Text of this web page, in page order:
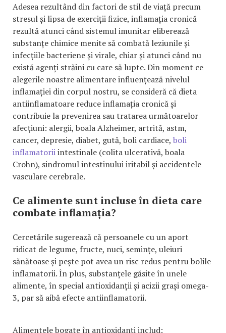
Adesea rezultând din factori de stil de viață precum
stresul și lipsa de exerciții fizice, inflamația cronică
rezultă atunci când sistemul imunitar eliberează
substanțe chimice menite să combată leziunile și
infecțiile bacteriene și virale, chiar și atunci când nu
există agenți străini cu care să lupte. Din moment ce
alegerile noastre alimentare influențează nivelul
inflamației din corpul nostru, se consideră că dieta
antiinflamatoare reduce inflamația cronică și
contribuie la prevenirea sau tratarea următoarelor
afecțiuni: alergii, boala Alzheimer, artrită, astm,
cancer, depresie, diabet, gută, boli cardiace, boli
inflamatoriiintestinale (colita ulcerativă, boala
Crohn), sindromul intestinului iritabil și accidentele
vasculare cerebrale.
Ce alimente sunt incluse în dieta care
combate inflamația?
Cercetările sugerează că persoanele cu un aport
ridicat de legume, fructe, nuci, semințe, uleiuri
sănătoase și pește pot avea un risc redus pentru bolile
inflamatorii. În plus, substanțele găsite în unele
alimente, în special antioxidanții și acizii grași omega-
3, par să aibă efecte antiinflamatorii.
Alimentele bogate în antioxidanți includ: